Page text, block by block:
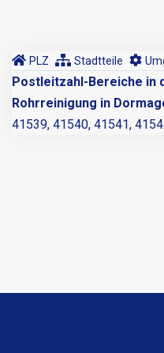
PLZ Stadtteile
Postleitzahl-Bereiche in
Rohrreinigung in
41539, 41540, 41541,